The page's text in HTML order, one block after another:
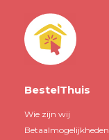
BestelThuis
Wie zijn wij
Betaalmogelijkheden